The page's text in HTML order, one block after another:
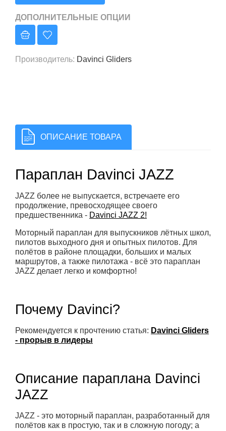
ДОПОЛНИТЕЛЬНЫЕ ОПЦИИ
Производитель: Davinci Gliders
ОПИСАНИЕ ТОВАРА
Параплан Davinci JAZZ
JAZZ более не выпускается, встречаете его
продолжение, превосходящее своего
предшественника - Davinci JAZZ 2!
Моторный параплан для выпускников лётных школ,
пилотов выходного дня и опытных пилотов. Для
полётов в районе площадки, больших и малых
маршрутов, а также пилотажа - всё это параплан
JAZZ делает легко и комфортно!
Почему Davinci?
Рекомендуется к прочтению статья: Davinci Gliders
- прорыв в лидеры
Описание параплана Davinci
JAZZ
JAZZ - это моторный параплан, разработанный для
полётов как в простую, так и в сложную погоду; а